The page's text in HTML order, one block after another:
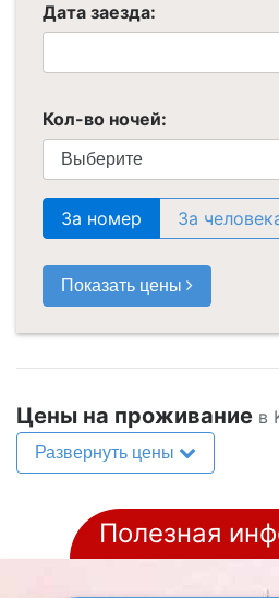
Дата заезда:
Кол-во ночей:
За номер За
Показать цены
Цены на проживание в
Развернуть цены
Полезная